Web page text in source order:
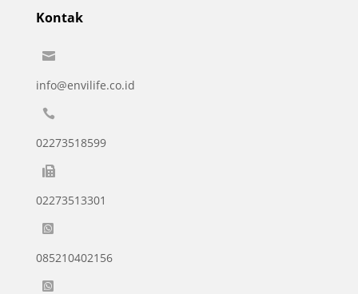
Kontak

info@envilife.co.id

02273518599

02273513301

085210402156
